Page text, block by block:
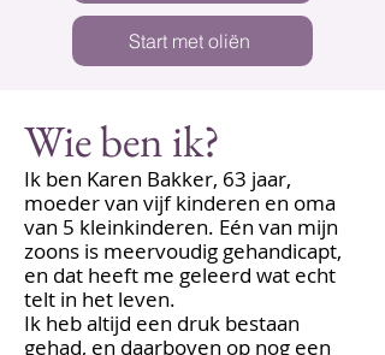
Start met oliën
Wie ben ik?
Ik ben Karen Bakker, 63 jaar,
moeder van vijf kinderen en oma
van 5 kleinkinderen. Eén van mijn
zoons is meervoudig gehandicapt,
en dat heeft me geleerd wat echt
telt in het leven.
Ik heb altijd een druk bestaan
gehad, en daarboven op nog een